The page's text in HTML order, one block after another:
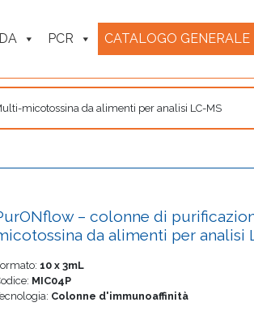
PCR CATALOGO GENERALE
micotossina da alimenti per analisi LC-MS
– colonne di
da alimenti per analisi
10 x 3mL
MIC04P
Colonne d'immunoaffinità